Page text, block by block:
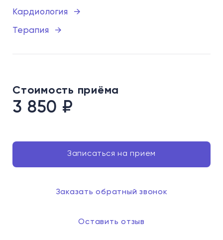
Кардиология →
Терапия →
Стоимость приёма
3 850 ₽
Записаться на прием
Заказать обратный звонок
Оставить отзыв